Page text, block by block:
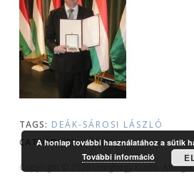
TAGS: DEÁK-SÁROSI LÁSZLÓ
CATEGORIES: HÍREK
Copyright © 2026 Üveghegy Kiadó. All
A honlap további használatához a sütik
További információ